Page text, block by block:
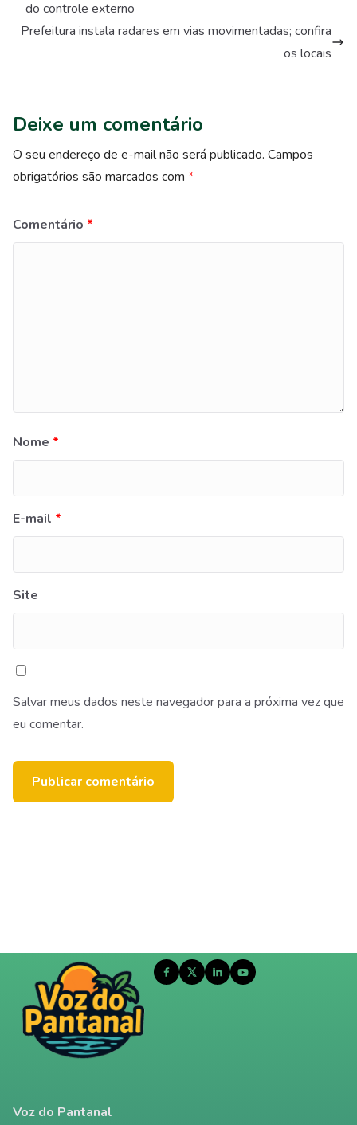
do controle externo
Prefeitura instala radares em vias movimentadas; confira
os locais
Deixe um comentário
O seu endereço de e-mail não será publicado. Campos
obrigatórios são marcados com *
Comentário *
Nome *
E-mail *
Site
Salvar meus dados neste navegador para a próxima vez que
eu comentar.
Voz do Pantanal